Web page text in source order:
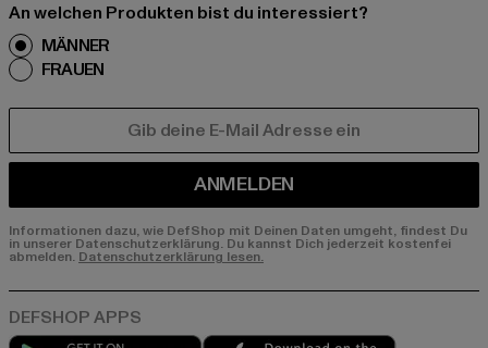
An welchen Produkten bist du interessiert?
MÄNNER
FRAUEN
ANMELDEN
Informationen dazu, wie DefShop mit Deinen Daten umgeht, findest Du
in unserer Datenschutzerklärung. Du kannst Dich jederzeit kostenfei
abmelden. Datenschutzerklärung lesen.